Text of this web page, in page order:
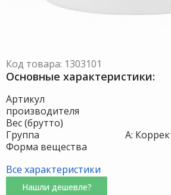
Код товара: 1303101
Основные характеристики:
Артикул
производителя
Вес (брутто)
Группа
A:
Форма вещества
Все характеристики
Нашли дешевле?